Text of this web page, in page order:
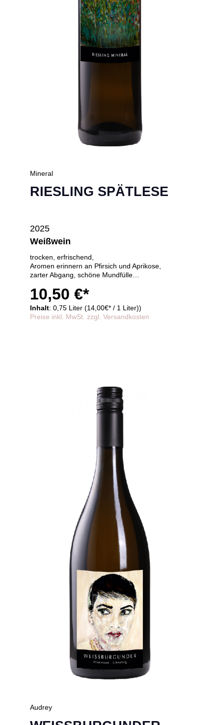
Mineral
RIESLING SPÄTLESE
2025
Weißwein
trocken, erfrischend,
Aromen erinnern an Pfirsich und Aprikose,
zarter Abgang, schöne Mundfülle
10,50 €*
Inhalt: 0,75 Liter (14,00€* / 1 Liter))
Preise inkl. MwSt. zzgl. Versandkosten
Audrey